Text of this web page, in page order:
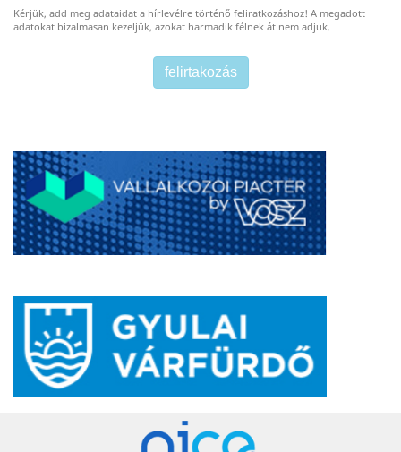
Kérjük, add meg adataidat a hírlevélre történő feliratkozáshoz! A megadott
adatokat bizalmasan kezeljük, azokat harmadik félnek át nem adjuk.